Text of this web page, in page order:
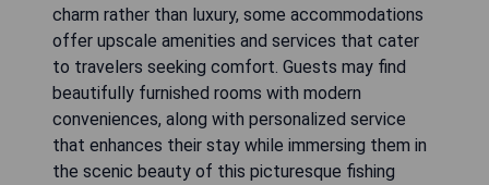
charm rather than luxury, some accommodations
offer upscale amenities and services that cater
to travelers seeking comfort. Guests may find
beautifully furnished rooms with modern
conveniences, along with personalized service
that enhances their stay while immersing them in
the scenic beauty of this picturesque fishing